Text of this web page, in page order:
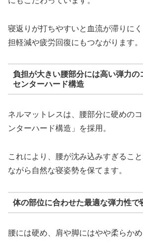
寝返りが打ちやすいと血流が滞りに
担軽減や疲労回復にもつながります。
負担が大きい腰部分には高い弾力の
センターハード構造
ネルマットレスは、腰部分に硬めの
ンターハード構造」を採用。
これにより、腰が沈み込みすぎるこ
ながら自然な寝姿勢を保てます。
体の部位に合わせた最適な弾力性で
腰には硬め、肩や脚にはやや柔らか